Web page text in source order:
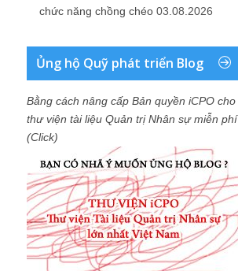
chức năng chồng chéo 03.08.2026
Ủng hộ Quỹ phát triển Blog
Bằng cách nâng cấp Bản quyền iCPO cho
thư viện tài liệu Quản trị Nhân sự miễn phí
(Click)